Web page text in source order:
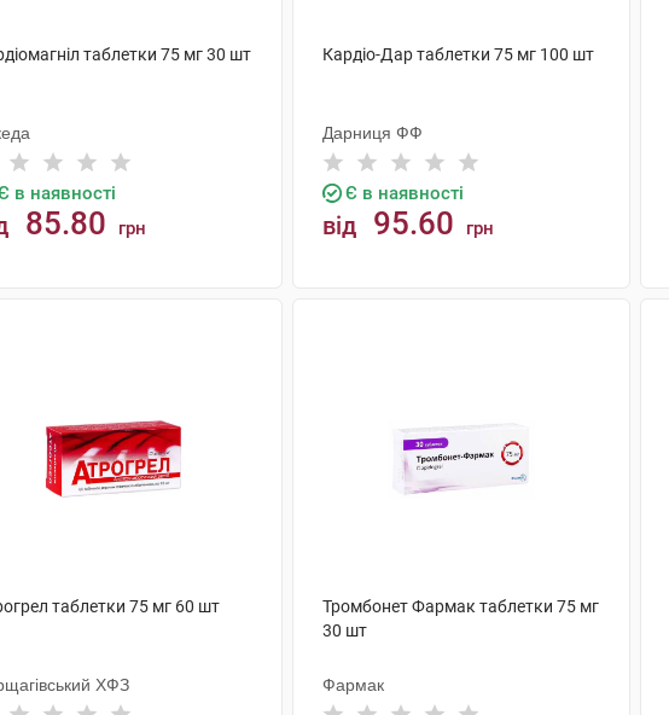
таблетки 75 мг 30 шт
в наявності
85.80 грн
Кардіо-Дар таблетки 75 мг 100 шт
Дарниця ФФ
Є в наявності
від 95.60 грн
таблетки 75 мг 60 шт
ХФЗ
Тромбонет Фармак таблетки 75 мг
30 шт
Фармак